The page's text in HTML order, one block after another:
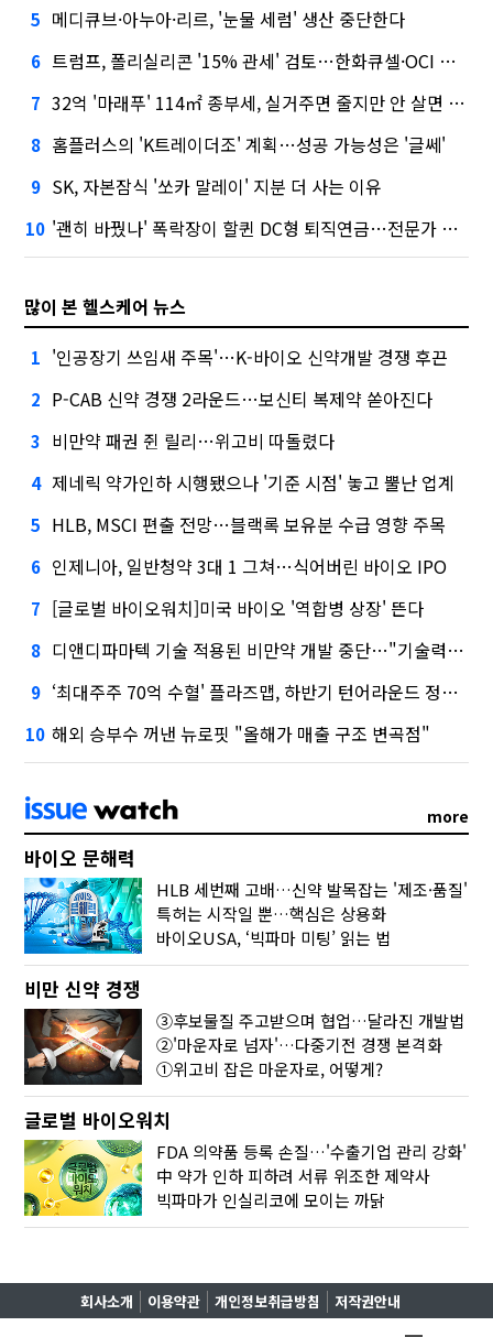
5 메디큐브·아누아·리르, '눈물 세럼' 생산 중단한다
6 트럼프, 폴리실리콘 '15% 관세' 검토…한화큐셀·OCI 영향은?
7 32억 '마래푸' 114㎡ 종부세, 실거주면 줄지만 안 살면 2.5배
8 홈플러스의 'K트레이더조' 계획…성공 가능성은 '글쎄'
9 SK, 자본잠식 '쏘카 말레이' 지분 더 사는 이유
10 '괜히 바꿨나' 폭락장이 할퀸 DC형 퇴직연금…전문가 조언은
많이 본 헬스케어 뉴스
1 '인공장기 쓰임새 주목'…K-바이오 신약개발 경쟁 후끈
2 P-CAB 신약 경쟁 2라운드…보신티 복제약 쏟아진다
3 비만약 패권 쥔 릴리…위고비 따돌렸다
4 제네릭 약가인하 시행됐으나 '기준 시점' 놓고 뿔난 업계
5 HLB, MSCI 편출 전망…블랙록 보유분 수급 영향 주목
6 인제니아, 일반청약 3대 1 그쳐…식어버린 바이오 IPO
7 [글로벌 바이오워치]미국 바이오 '역합병 상장' 뜬다
8 디앤디파마텍 기술 적용된 비만약 개발 중단…"기술력 문제 아냐"
9 ‘최대주주 70억 수혈' 플라즈맵, 하반기 턴어라운드 정조준
10 해외 승부수 꺼낸 뉴로핏 "올해가 매출 구조 변곡점"
more
바이오 문해력
HLB 세번째 고배…신약 발목잡는 '제조·품질'
특허는 시작일 뿐…핵심은 상용화
바이오USA, ‘빅파마 미팅’ 읽는 법
비만 신약 경쟁
③후보물질 주고받으며 협업…달라진 개발법
②'마운자로 넘자'…다중기전 경쟁 본격화
①위고비 잡은 마운자로, 어떻게?
글로벌 바이오워치
FDA 의약품 등록 손질…'수출기업 관리 강화'
中 약가 인하 피하려 서류 위조한 제약사
빅파마가 인실리코에 모이는 까닭
회사소개 이용약관 개인정보취급방침 저작권안내